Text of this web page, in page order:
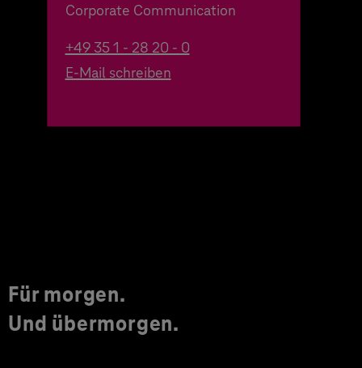
Corporate Communication
+49 35 1 - 28 20 - 0
E-Mail schreiben
Für morgen.
Und übermorgen.